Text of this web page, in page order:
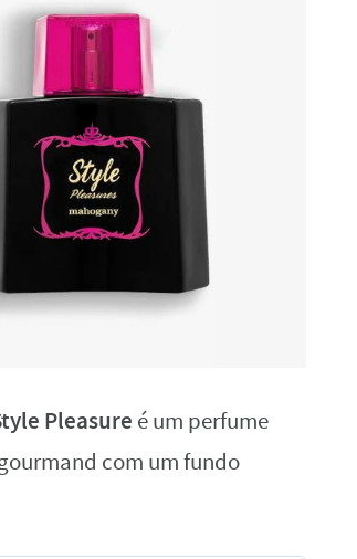
Pleasure é um perfume
com um fundo